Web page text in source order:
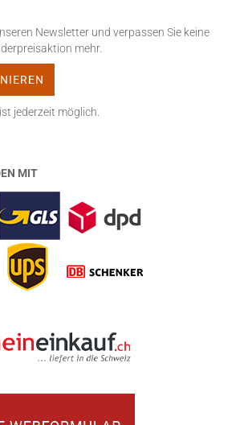
Newsletter und verpassen Sie keine
mehr.
jederzeit möglich.
MIT